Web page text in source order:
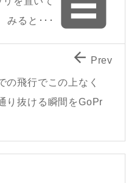
みると･･･
の飛行でこの上なく
り抜ける瞬間をGoPr
 Prev